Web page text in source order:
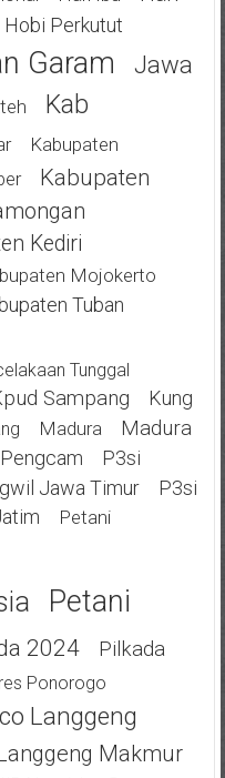
Hobi Perkutut
Garam
Jawa
Kab
Kabupaten
Kabupaten
Kediri
Mojokerto
Tuban
Tunggal
Sampang
Kung
Madura
Madura
P3si
Jawa Timur
P3si
Petani
Petani
2024
Pilkada
Ponorogo
Langgeng
Makmur